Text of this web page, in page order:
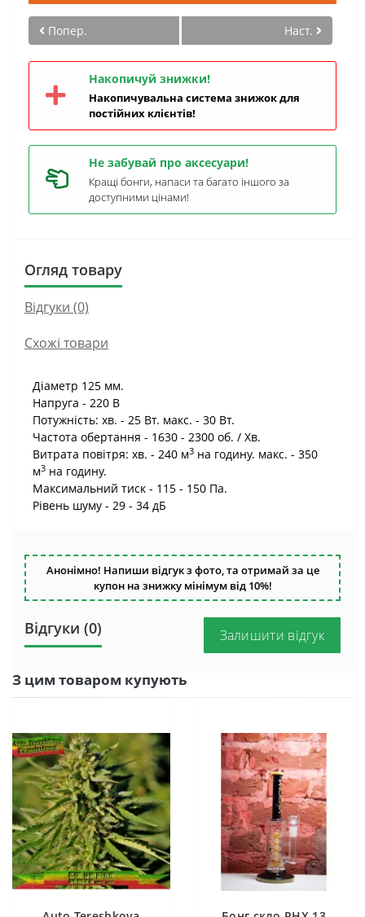
Попер. Наст.
Накопичуй знижки!
Накопичувальна система знижок для
постійних клієнтів!
Не забувай про аксесуари!
Кращі бонги, напаси та багато іншого за
доступними цінами!
Огляд товару
Відгуки (0)
Схожі товари
Діаметр 125 мм.
Напруга - 220 В
Потужність: хв. - 25 Вт. макс. - 30 Вт.
Частота обертання - 1630 - 2300 об. / Хв.
Витрата повітря: хв. - 240 м3 на годину. макс. - 350
м3 на годину.
Максимальний тиск - 115 - 150 Па.
Рівень шуму - 29 - 34 дБ
Анонімно! Напиши відгук з фото, та отримай за це
купон на знижку мінімум від 10%!
Відгуки (0) Залишити відгук
З цим товаром купують